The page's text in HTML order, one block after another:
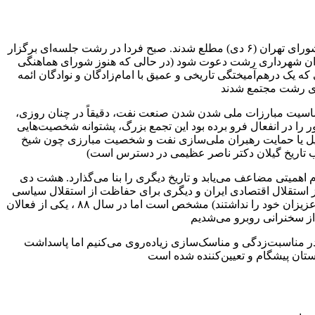
دوازده سال قبل، واکنش مردم گیلان به وقایع ناگوار عاشورای ۸۸، در هشت دی‌ رقم خورد. مردم گیلان در شام غریبان، از اتفاقات روز عاشورای تهران (۶ دی) مطلع شدند. صبح فردا در رشت جلسه‌ای برگزار
روز بعد (۸ دی) از مردم برای برگزاری یک تجمع در میدان شهرداری رشت دعوت شود (در حالی که هنوز شورای هماهنگی
مردم اقلیمی که یک درهم‌آمیختگی تاریخی و عمیق با امام‌زادگان و نوادگان ائمه
دیگر از مردم گیلان در تاریخ نیز هست که از بیشتر چشم‌ها دور مانده است. دی‌ماه ۱۳۲۹، در اوج حساسیت مبارزات ملی شدن شدن صنعت نفت، دقیقاً در چنان روزی،
در انفعال فرو برده بود این تجمع بزرگ، پشتوانه شخصیت‌هایی
نفت را به مرحله تصویب رساندند. تجلیل یا حمایت رهبران ملی‌سازی نفت و شخصیت مبارزی چون شیخ
مضاعف می‌یابد و تاریخ دیگری را بنا می‌گذارد. هشت دی
از استقلال اقتصادی ایران و دیگری برای حفاظت از استقلال سیاسی
آن. اهمیت و عظمت حضور مردم در دوره اختناق پهلوی (که گاهی مردم گیلان از رعب متهم شدن به برگزاری تجمع، جرئت برگزاری تشییع عزیزان خود را نداشتند) مشخص است اما در سال ۸۸ ، یکی از فعالان
در مناسبت‌زدگی و مناسک‌سازی زیاده‌روی می‌کنیم اما پاسداشت